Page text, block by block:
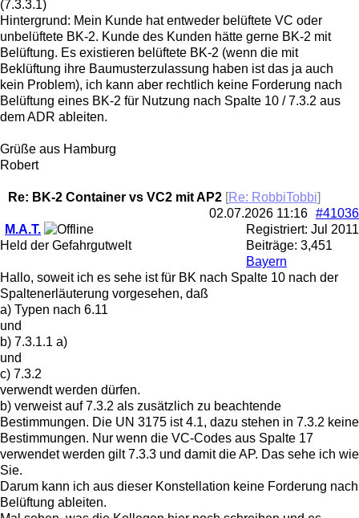
(7.3.3.1)
Hintergrund: Mein Kunde hat entweder belüftete VC oder
unbelüftete BK-2. Kunde des Kunden hätte gerne BK-2 mit
Belüftung. Es existieren belüftete BK-2 (wenn die mit
Beklüftung ihre Baumusterzulassung haben ist das ja auch
kein Problem), ich kann aber rechtlich keine Forderung nach
Belüftung eines BK-2 für Nutzung nach Spalte 10 / 7.3.2 aus
dem ADR ableiten.
Grüße aus Hamburg
Robert
Re: BK-2 Container vs VC2 mit AP2 [Re: RobbiTobbi]
#41036
02.07.2026 11:16
Registriert: Jul 2011
Beiträge: 3,451
Bayern
M.A.T.
Held der Gefahrgutwelt
Hallo, soweit ich es sehe ist für BK nach Spalte 10 nach der
Spaltenerläuterung vorgesehen, daß
a) Typen nach 6.11
und
b) 7.3.1.1 a)
und
c) 7.3.2
verwendt werden dürfen.
b) verweist auf 7.3.2 als zusätzlich zu beachtende
Bestimmungen. Die UN 3175 ist 4.1, dazu stehen in 7.3.2 keine
Bestimmungen. Nur wenn die VC-Codes aus Spalte 17
verwendet werden gilt 7.3.3 und damit die AP. Das sehe ich wie
Sie.
Darum kann ich aus dieser Konstellation keine Forderung nach
Belüftung ableiten.